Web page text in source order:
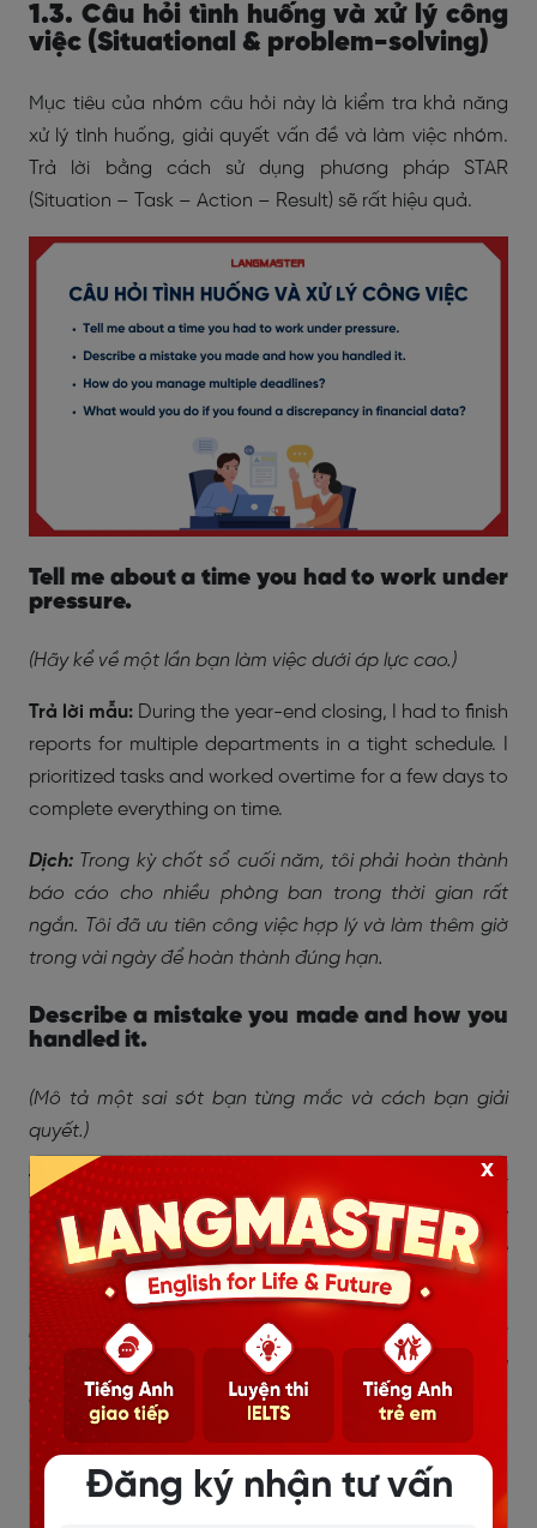
1.3. Câu hỏi tình huống và xử lý công
việc (Situational & problem-solving)
Mục tiêu của nhóm câu hỏi này là kiểm tra khả năng
xử lý tình huống, giải quyết vấn đề và làm việc nhóm.
Trả lời bằng cách sử dụng phương pháp STAR
(Situation – Task – Action – Result) sẽ rất hiệu quả.
Tell me about a time you had to work under
pressure.
(Hãy kể về một lần bạn làm việc dưới áp lực cao.)
Trả lời mẫu: During the year-end closing, I had to finish
reports for multiple departments in a tight schedule. I
prioritized tasks and worked overtime for a few days to
complete everything on time.
Dịch: Trong kỳ chốt sổ cuối năm, tôi phải hoàn thành
báo cáo cho nhiều phòng ban trong thời gian rất
ngắn. Tôi đã ưu tiên công việc hợp lý và làm thêm giờ
trong vài ngày để hoàn thành đúng hạn.
Describe a mistake you made and how you
handled it.
(Mô tả một sai sót bạn từng mắc và cách bạn giải
quyết.)
Trả lời mẫu: I once entered a wrong invoice number
which affected the reconciliation. I immediately
reported it, corrected the entry, and reviewed the
process to avoid repeating the mistake.
Dịch: Tôi từng nhập sai số hóa đơn khiến việc đối chiếu
bị sai lệch. Tôi đã báo cáo ngay, chỉnh sửa bút toán và
rà soát lại quy trình để tránh sai sót lặp lại.
How do you manage multiple deadlines?
(Bạn quản lý nhiều hạn chót như thế nào?)
Đăng ký nhận tư vấn
x